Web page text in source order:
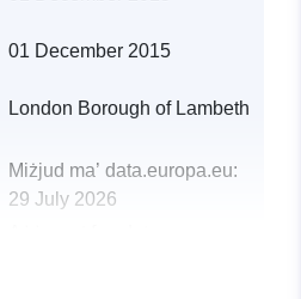
01 December 2015
London Borough of Lambeth
Miżjud ma’ data.europa.eu:
29 July 2026